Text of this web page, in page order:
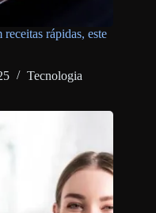
rápidas, este
Tecnologia